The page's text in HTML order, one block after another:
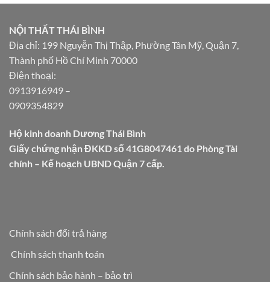
NỘI THẤT THÁI BÌNH
Địa chỉ: 199 Nguyễn Thị Thập, Phường Tân Mỹ, Quận 7,
Thành phố Hồ Chí Minh 70000
Điện thoại:
0913916949 –
0909354829
Hộ kinh doanh Dương Thái Bình
Giấy chứng nhận ĐKKD số 41G8047461 do Phòng Tài
chính – Kế hoạch UBND Quận 7 cấp.
Chính sách đổi trả hàng
Chính sách thanh toán
Chính sách bảo hành – bảo trì